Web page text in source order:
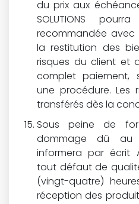
du prix aux
SOLUTIONS
recommandée
la restitution des
risques du client et
complet paiement,
une procédure. Les
transférés dès la
Sous peine de
dommage dû au
informera par écrit
tout défaut de
(vingt-quatre)
réception des